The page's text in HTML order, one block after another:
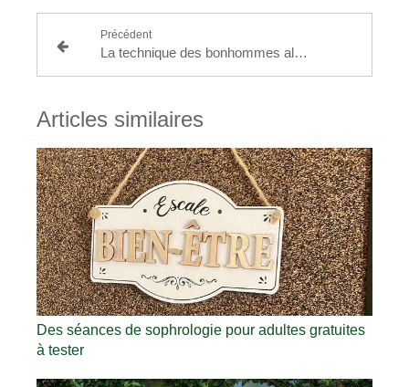
Précédent
La technique des bonhommes allumettes Jacques Martel
Articles similaires
Des séances de sophrologie pour adultes gratuites
à tester